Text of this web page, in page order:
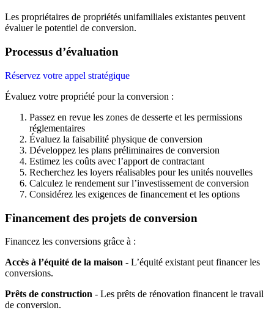
Les propriétaires de propriétés unifamiliales existantes peuvent
évaluer le potentiel de conversion.
Processus d’évaluation
Réservez votre appel stratégique
Évaluez votre propriété pour la conversion :
Passez en revue les zones de desserte et les permissions
réglementaires
Évaluez la faisabilité physique de conversion
Développez les plans préliminaires de conversion
Estimez les coûts avec l’apport de contractant
Recherchez les loyers réalisables pour les unités nouvelles
Calculez le rendement sur l’investissement de conversion
Considérez les exigences de financement et les options
Financement des projets de conversion
Financez les conversions grâce à :
Accès à l’équité de la maison - L’équité existant peut financer les
conversions.
Prêts de construction - Les prêts de rénovation financent le travail
de conversion.